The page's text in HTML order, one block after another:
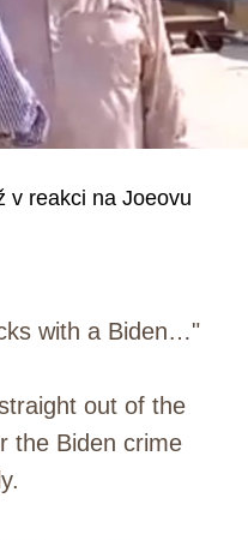
v reakci na Joeovu
with a Biden…"
out of the
the Biden crime